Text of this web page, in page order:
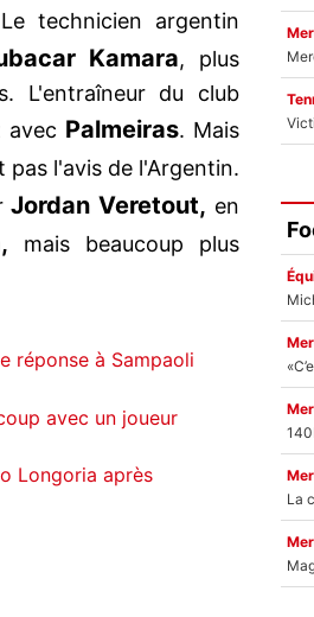
technicien argentin
Kamara, plus
L'entraîneur du club
avec Palmeiras. Mais
pas l'avis de l'Argentin.
Jordan Veretout, en
mais beaucoup plus
réponse à Sampaoli
avec un joueur
Longoria après